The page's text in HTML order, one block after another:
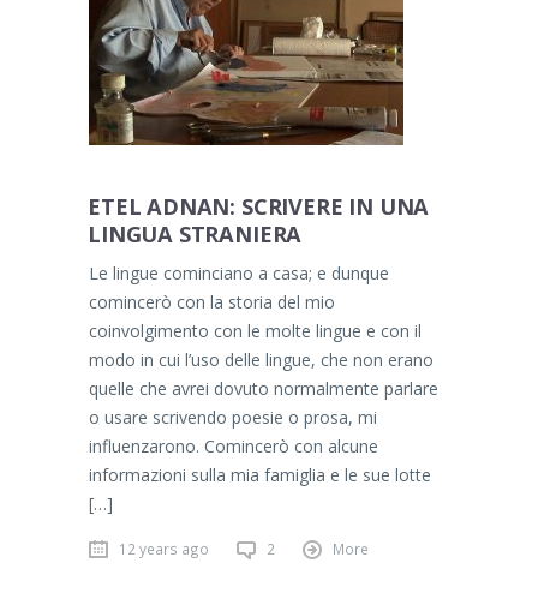
ETEL ADNAN: SCRIVERE IN UNA
LINGUA STRANIERA
Le lingue cominciano a casa; e dunque
comincerò con la storia del mio
coinvolgimento con le molte lingue e con il
modo in cui l’uso delle lingue, che non erano
quelle che avrei dovuto normalmente parlare
o usare scrivendo poesie o prosa, mi
influenzarono. Comincerò con alcune
informazioni sulla mia famiglia e le sue lotte
[…]
12 years ago 2 More